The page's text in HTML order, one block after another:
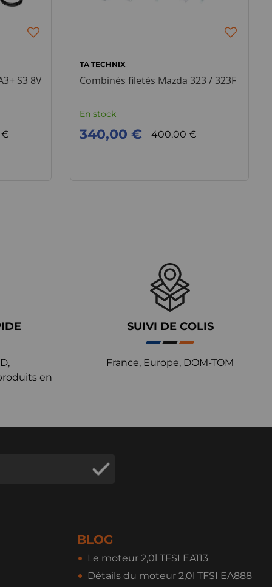
S3 8V
€
TA TECHNIX
Combinés filetés Mazda 323 / 323F
En stock
400,00 €
340,00 €
en
SUIVI DE COLIS
France, Europe, DOM-TOM
BLOG
Le moteur 2,0l TFSI EA113
Détails du moteur 2,0l TFSI EA888